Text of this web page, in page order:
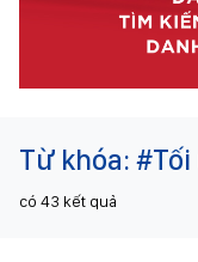
Từ khóa: #Tối
có 43 kết quả